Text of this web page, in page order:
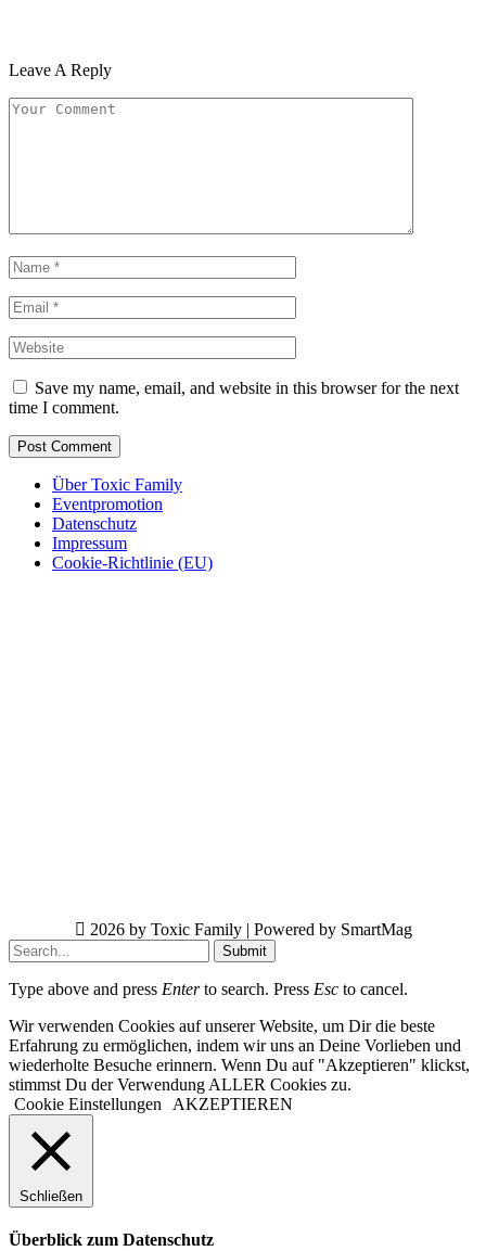
Leave A Reply
Save my name, email, and website in this browser for the next
time I comment.
Über Toxic Family
Eventpromotion
Datenschutz
Impressum
Cookie-Richtlinie (EU)
2026 by Toxic Family | Powered by SmartMag
Submit
Type above and press Enterto search. Press Esc to cancel.
Wir verwenden Cookies auf unserer Website, um Dir die beste
Erfahrung zu ermöglichen, indem wir uns an Deine Vorlieben und
wiederholte Besuche erinnern. Wenn Du auf "Akzeptieren" klickst,
stimmst Du der Verwendung ALLER Cookies zu.
Cookie Einstellungen
AKZEPTIEREN
Schließen
Überblick zum Datenschutz